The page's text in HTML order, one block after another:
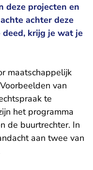
deze projecten en
achter deze
krijg je wat je
maatschappelijk
van
te
het programma
de buurtrechter. In
aan twee van